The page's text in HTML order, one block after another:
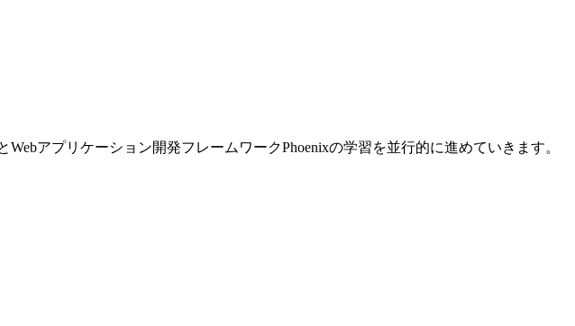
アプリケーション開発フレームワークPhoenixの学習を並行的に進めていきます。